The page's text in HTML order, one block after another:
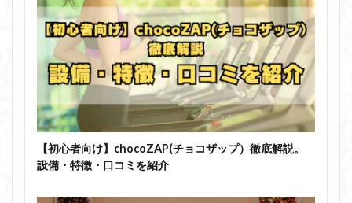
【初心者向け】chocoZAP(チョコザップ）徹底解説。
設備・特徴・口コミを紹介